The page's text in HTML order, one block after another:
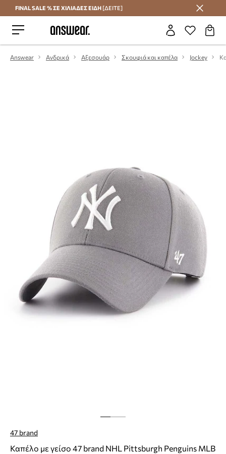
Εξοικονομήστε με το Answear Club
FINAL SALE % ΣΕ ΧΙΛΙΑΔΕΣ ΕΙΔΗ [ΔΕΙΤΕ]
Answear Ανδρικά Αξεσουάρ Σκουφιά και καπέλα Jockey
47 brand
Καπέλο με γείσο 47 brand NHL Pittsburgh Penguins MLB